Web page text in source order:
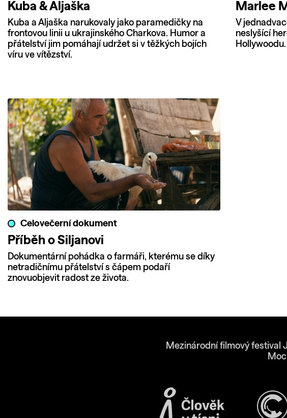
Kuba & Aljaška
Kuba a Aljaška narukovaly jako paramedičky na
frontovou linii u ukrajinského Charkova. Humor a
přátelství jim pomáhají udržet si v těžkých bojích
víru ve vítězství.
Marlee
V
neslyšící
Hollywoodu.
Celovečerní dokument
Příběh o Siljanovi
Dokumentární pohádka o farmáři, kterému se díky
netradičnímu přátelství s čápem podaří
znovuobjevit radost ze života.
Mezinárodní filmový festival